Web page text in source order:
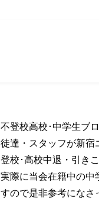
不登校高校･中学生ブ
徒達・スタッフが新宿
登校･高校中退・引き
実際に当会在籍中の中
すので是非参考になさ